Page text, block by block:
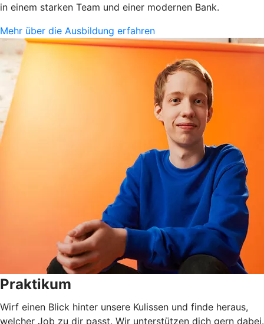
in einem starken Team und einer modernen Bank.
Mehr über die Ausbildung erfahren
Praktikum
Wirf einen Blick hinter unsere Kulissen und finde heraus,
welcher Job zu dir passt. Wir unterstützen dich gern dabei.